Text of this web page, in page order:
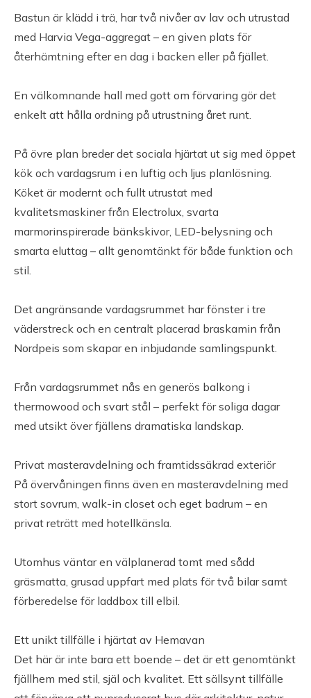
Taxeringsvärde: 954 000 SEK (fastställt avseende år
Taxeringsvärde byggnad: 0 SEK
Typkod: 210, Småhusenhet, tomtmark
Uteplats
Balkong samt möjlighet til altan
Tomt
Servitut
Planbestämmelser: Detaljplan (2021-09-14)
Tillträde
Bastun är klädd i trä, har två nivåer av lav och utrustad
med Harvia Vega-aggregat – en given plats för
återhämtning efter en dag i backen eller på fjället.
En välkomnande hall med gott om förvaring gör det
enkelt att hålla ordning på utrustning året runt.
På övre plan breder det sociala hjärtat ut sig med öppet
kök och vardagsrum i en luftig och ljus planlösning.
Köket är modernt och fullt utrustat med
kvalitetsmaskiner från Electrolux, svarta
marmorinspirerade bänkskivor, LED-belysning och
smarta eluttag – allt genomtänkt för både funktion och
stil.
Det angränsande vardagsrummet har fönster i tre
väderstreck och en centralt placerad braskamin från
Nordpeis som skapar en inbjudande samlingspunkt.
Från vardagsrummet nås en generös balkong i
thermowood och svart stål – perfekt för soliga dagar
med utsikt över fjällens dramatiska landskap.
Privat masteravdelning och framtidssäkrad exteriör
På övervåningen finns även en masteravdelning med
stort sovrum, walk-in closet och eget badrum – en
privat reträtt med hotellkänsla.
Utomhus väntar en välplanerad tomt med sådd
gräsmatta, grusad uppfart med plats för två bilar samt
förberedelse för laddbox till elbil.
Ett unikt tillfälle i hjärtat av Hemavan
Det här är inte bara ett boende – det är ett genomtänkt
fjällhem med stil, själ och kvalitet. Ett sällsynt tillfälle